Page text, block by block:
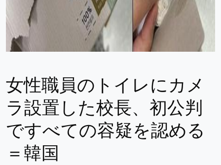
女性職員のトイレにカメ
ラ設置した校長、初公判
ですべての容疑を認める
＝韓国